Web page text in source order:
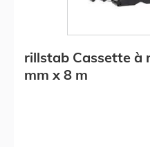
rillstab Cassette à
mm x 8 m